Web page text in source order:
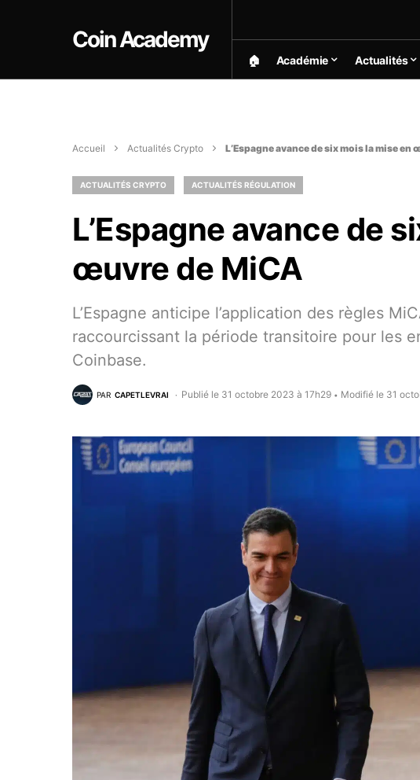
Coin Academy
🏠︎ Académie Actualités
Accueil Actualités Crypto L’Espagne avance de six mois la mise en
ACTUALITÉS CRYPTO ACTUALITÉS RÉGULATION
L’Espagne avance de
œuvre de MiCA
L’Espagne anticipe l’application des règles
raccourcissant la période transitoire pour les
Coinbase.
PAR CAPETLEVRAI Publié le 31 octobre 2023 à 17h29 • Modifié le 31